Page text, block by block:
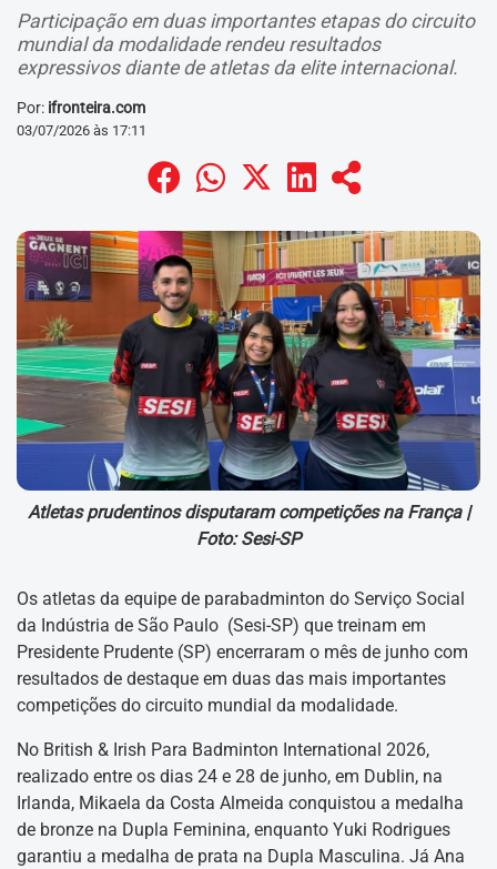
Participação em duas importantes etapas do circuito
mundial da modalidade rendeu resultados
expressivos diante de atletas da elite internacional.
Por: ifronteira.com
03/07/2026 às 17:11
Atletas prudentinos disputaram competições na França |
Foto: Sesi-SP
Os atletas da equipe de parabadminton do Serviço Social
da Indústria de São Paulo (Sesi-SP) que treinam em
Presidente Prudente (SP) encerraram o mês de junho com
resultados de destaque em duas das mais importantes
competições do circuito mundial da modalidade.
No British & Irish Para Badminton International 2026,
realizado entre os dias 24 e 28 de junho, em Dublin, na
Irlanda, Mikaela da Costa Almeida conquistou a medalha
de bronze na Dupla Feminina, enquanto Yuki Rodrigues
garantiu a medalha de prata na Dupla Masculina. Já Ana